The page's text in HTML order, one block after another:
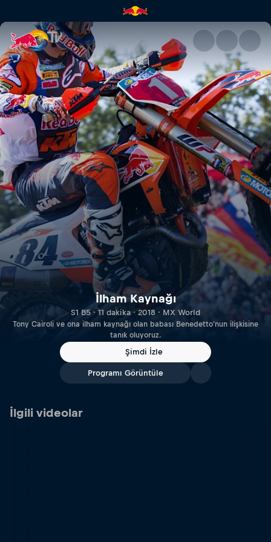
İlham Kaynağı | Red Bull TV
İlham Kaynağı
S1 B5 · 11 dakika · 2018 · MX World
Tony Cairoli ve ona ilham kaynağı olan babası Benedetto'nun ilişkisine
tanık oluyoruz.
Şimdi İzle
Programı Görüntüle
İlgili videolar